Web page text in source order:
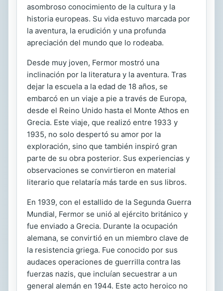
asombroso conocimiento de la cultura y la
historia europeas. Su vida estuvo marcada por
la aventura, la erudición y una profunda
apreciación del mundo que lo rodeaba.
Desde muy joven, Fermor mostró una
inclinación por la literatura y la aventura. Tras
dejar la escuela a la edad de 18 años, se
embarcó en un viaje a pie a través de Europa,
desde el Reino Unido hasta el Monte Athos en
Grecia. Este viaje, que realizó entre 1933 y
1935, no solo despertó su amor por la
exploración, sino que también inspiró gran
parte de su obra posterior. Sus experiencias y
observaciones se convirtieron en material
literario que relataría más tarde en sus libros.
En 1939, con el estallido de la Segunda Guerra
Mundial, Fermor se unió al ejército británico y
fue enviado a Grecia. Durante la ocupación
alemana, se convirtió en un miembro clave de
la resistencia griega. Fue conocido por sus
audaces operaciones de guerrilla contra las
fuerzas nazis, que incluían secuestrar a un
general alemán en 1944. Este acto heroico no